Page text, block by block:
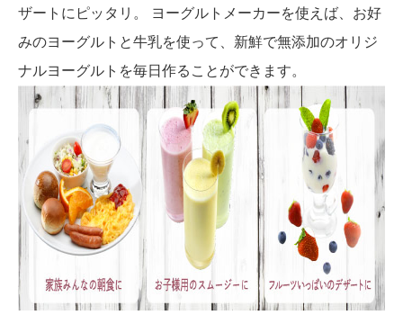
ザートにピッタリ。 ヨーグルトメーカーを使えば、お好
みのヨーグルトと牛乳を使って、新鮮で無添加のオリジ
ナルヨーグルトを毎日作ることができます。